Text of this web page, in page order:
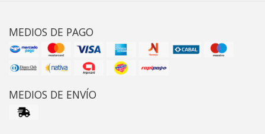
MEDIOS DE PAGO
MEDIOS DE ENVÍO